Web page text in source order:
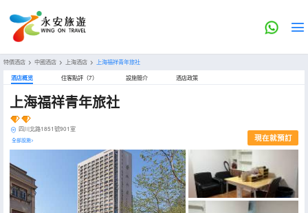
特價酒店 > 中國酒店 > 上海酒店 > 上海福祥青年旅社
酒店概览 住客點評（7） 設施簡介 酒店政策
上海福祥青年旅社
四川北路1851號901室
全部設施> 現在就預訂